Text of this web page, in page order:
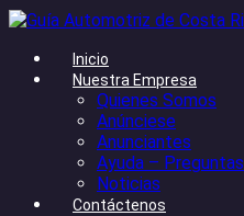
Inicio
Nuestra Empresa
Quienes Somos
Anúnciese
Anunciantes
Ayuda –
Noticias
Contáctenos